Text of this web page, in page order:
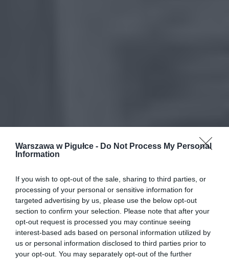
Warszawa w Pigułce - Do Not Process My Personal
Information
If you wish to opt-out of the sale, sharing to third parties, or
processing of your personal or sensitive information for
targeted advertising by us, please use the below opt-out
section to confirm your selection. Please note that after your
opt-out request is processed you may continue seeing
interest-based ads based on personal information utilized by
us or personal information disclosed to third parties prior to
your opt-out. You may separately opt-out of the further